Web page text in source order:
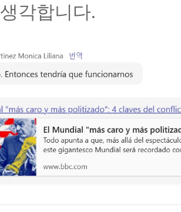
각합니다.​